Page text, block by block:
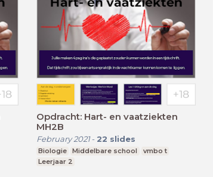
Opdracht: Hart- en vaatziekten
MH2B
February 2021- 22 slides
Biologie Middelbare school
vmbo t
Leerjaar 2